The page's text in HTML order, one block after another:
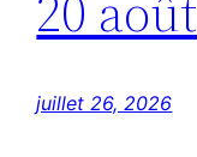
juillet 26, 2026